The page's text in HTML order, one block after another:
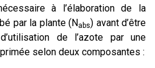
à l’élaboration de la
par la plante (Nabs) avant d’être
de l’azote par une
selon deux composantes :